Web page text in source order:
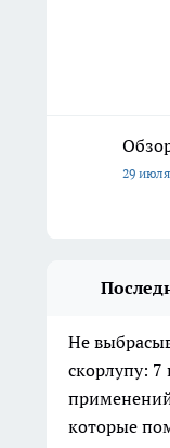
29 июля
Не
скорлупу:
которые